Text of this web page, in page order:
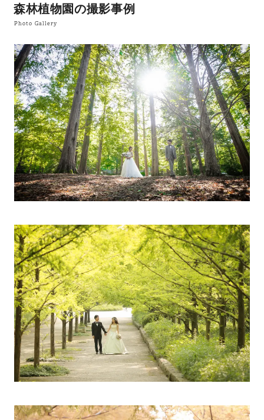
森林植物園の撮影事例
Photo Gallery